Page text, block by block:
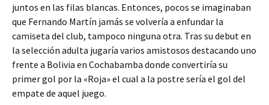
juntos en las filas blancas. Entonces, pocos se imaginaban
que Fernando Martín jamás se volvería a enfundar la
camiseta del club, tampoco ninguna otra. Tras su debut en
la selección adulta jugaría varios amistosos destacando uno
frente a Bolivia en Cochabamba donde convertiría su
primer gol por la «Roja» el cual a la postre sería el gol del
empate de aquel juego.